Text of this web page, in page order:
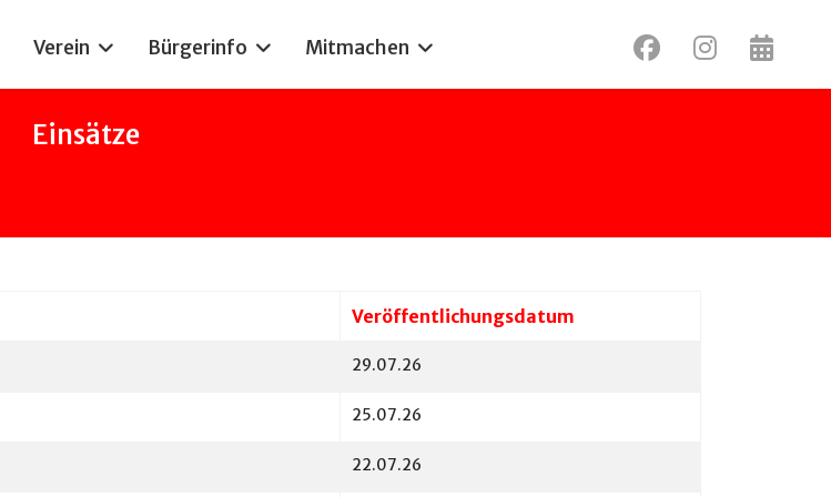
Verein Bürgerinfo Mitmachen
Einsätze
Veröffentlichungsdatum
29.07.26
25.07.26
22.07.26